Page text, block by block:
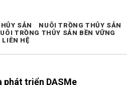
phát triển DASMe
SẢN
NUÔI TRỒNG THỦY SẢN
TRỒNG THỦY SẢN BỀN VỮNG
LIÊN HỆ